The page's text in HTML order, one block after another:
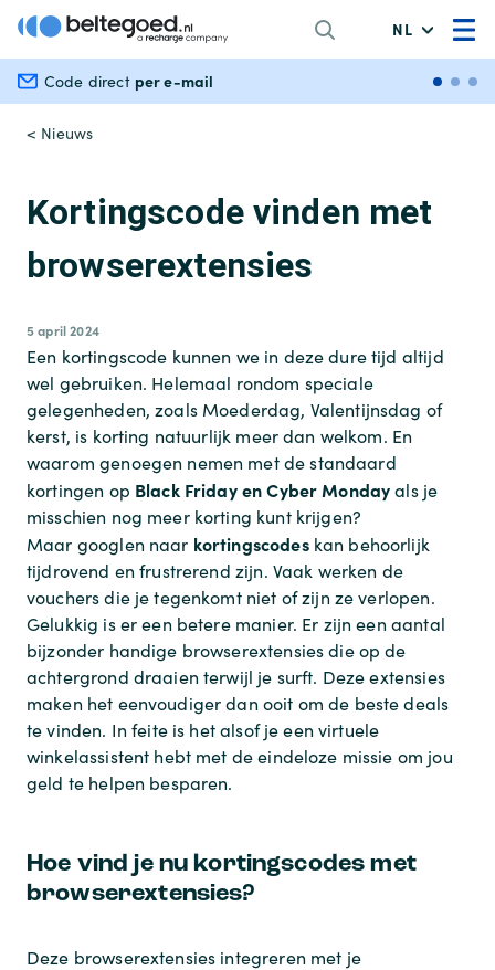
NL
Code direct per e-mail
< Nieuws
Kortingscode vinden met
browserextensies
5 april 2024
Een kortingscode kunnen we in deze dure tijd altijd
wel gebruiken. Helemaal rondom speciale
gelegenheden, zoals Moederdag, Valentijnsdag of
kerst, is korting natuurlijk meer dan welkom. En
waarom genoegen nemen met de standaard
kortingen op Black Friday en Cyber Mondayals je
misschien nog meer korting kunt krijgen?
Maar googlen naar kortingscodeskan behoorlijk
tijdrovend en frustrerend zijn. Vaak werken de
vouchers die je tegenkomt niet of zijn ze verlopen.
Gelukkig is er een betere manier. Er zijn een aantal
bijzonder handige browserextensies die op de
achtergrond draaien terwijl je surft. Deze extensies
maken het eenvoudiger dan ooit om de beste deals
te vinden. In feite is het alsof je een virtuele
winkelassistent hebt met de eindeloze missie om jou
geld te helpen besparen.
Hoe vind je nu kortingscodes met
browserextensies?
Deze browserextensies integreren met je